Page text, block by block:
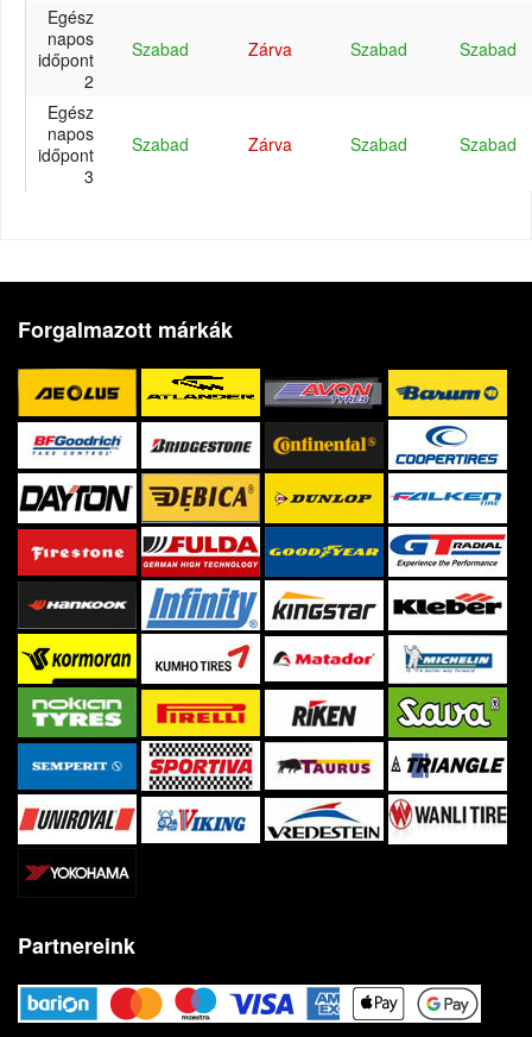
Egész
napos
időpont
2
Szabad Zárva Szabad Szabad
Egész
napos
időpont
3
Szabad Zárva Szabad Szabad
Forgalmazott márkák
Partnereink